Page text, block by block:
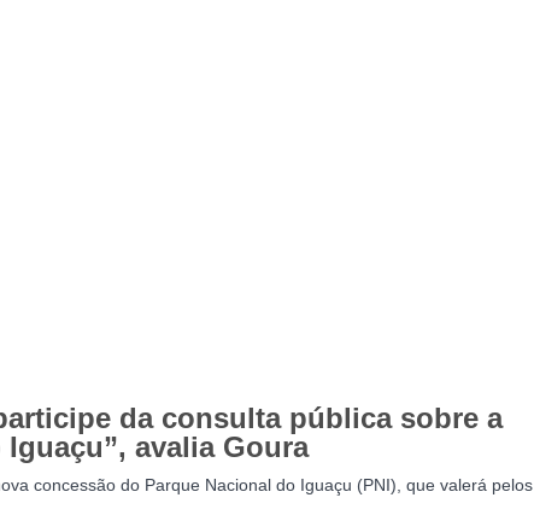
da consulta pública sobre a
avalia Goura
concessão do Parque Nacional do Iguaçu (PNI), que valerá pelos